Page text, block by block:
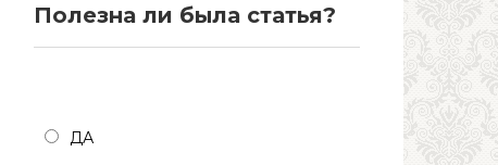
Полезна ли была статья?
ДА